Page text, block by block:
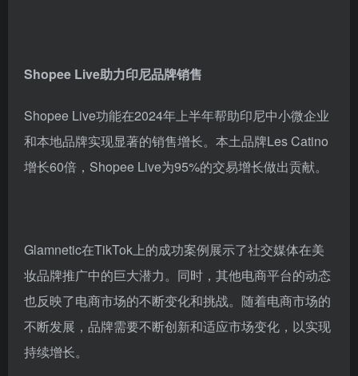
Shopee Live助力印尼品牌销售
Shopee Live功能在2024年上半年帮助印尼中小微企业
和本地品牌实现显著的销售增长。本土品牌Les Catino
增长60倍，Shopee Live为95%的交易增长做出贡献。
Glamnetic在TikTok上的成功案例展示了社交媒体在美
妆品牌推广中的巨大潜力。同时，其他电商平台的动态
也反映了电商市场的不断变化和挑战。随着电商市场的
不断发展，品牌需要不断创新和适应市场变化，以实现
持续增长。